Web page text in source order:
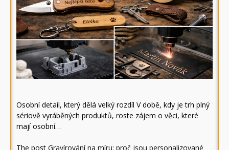
Osobní detail, který dělá velký rozdíl V době, kdy je trh plný
sériově vyráběných produktů, roste zájem o věci, které
mají osobní…
The post Gravírování na míru: proč jsou personalizované